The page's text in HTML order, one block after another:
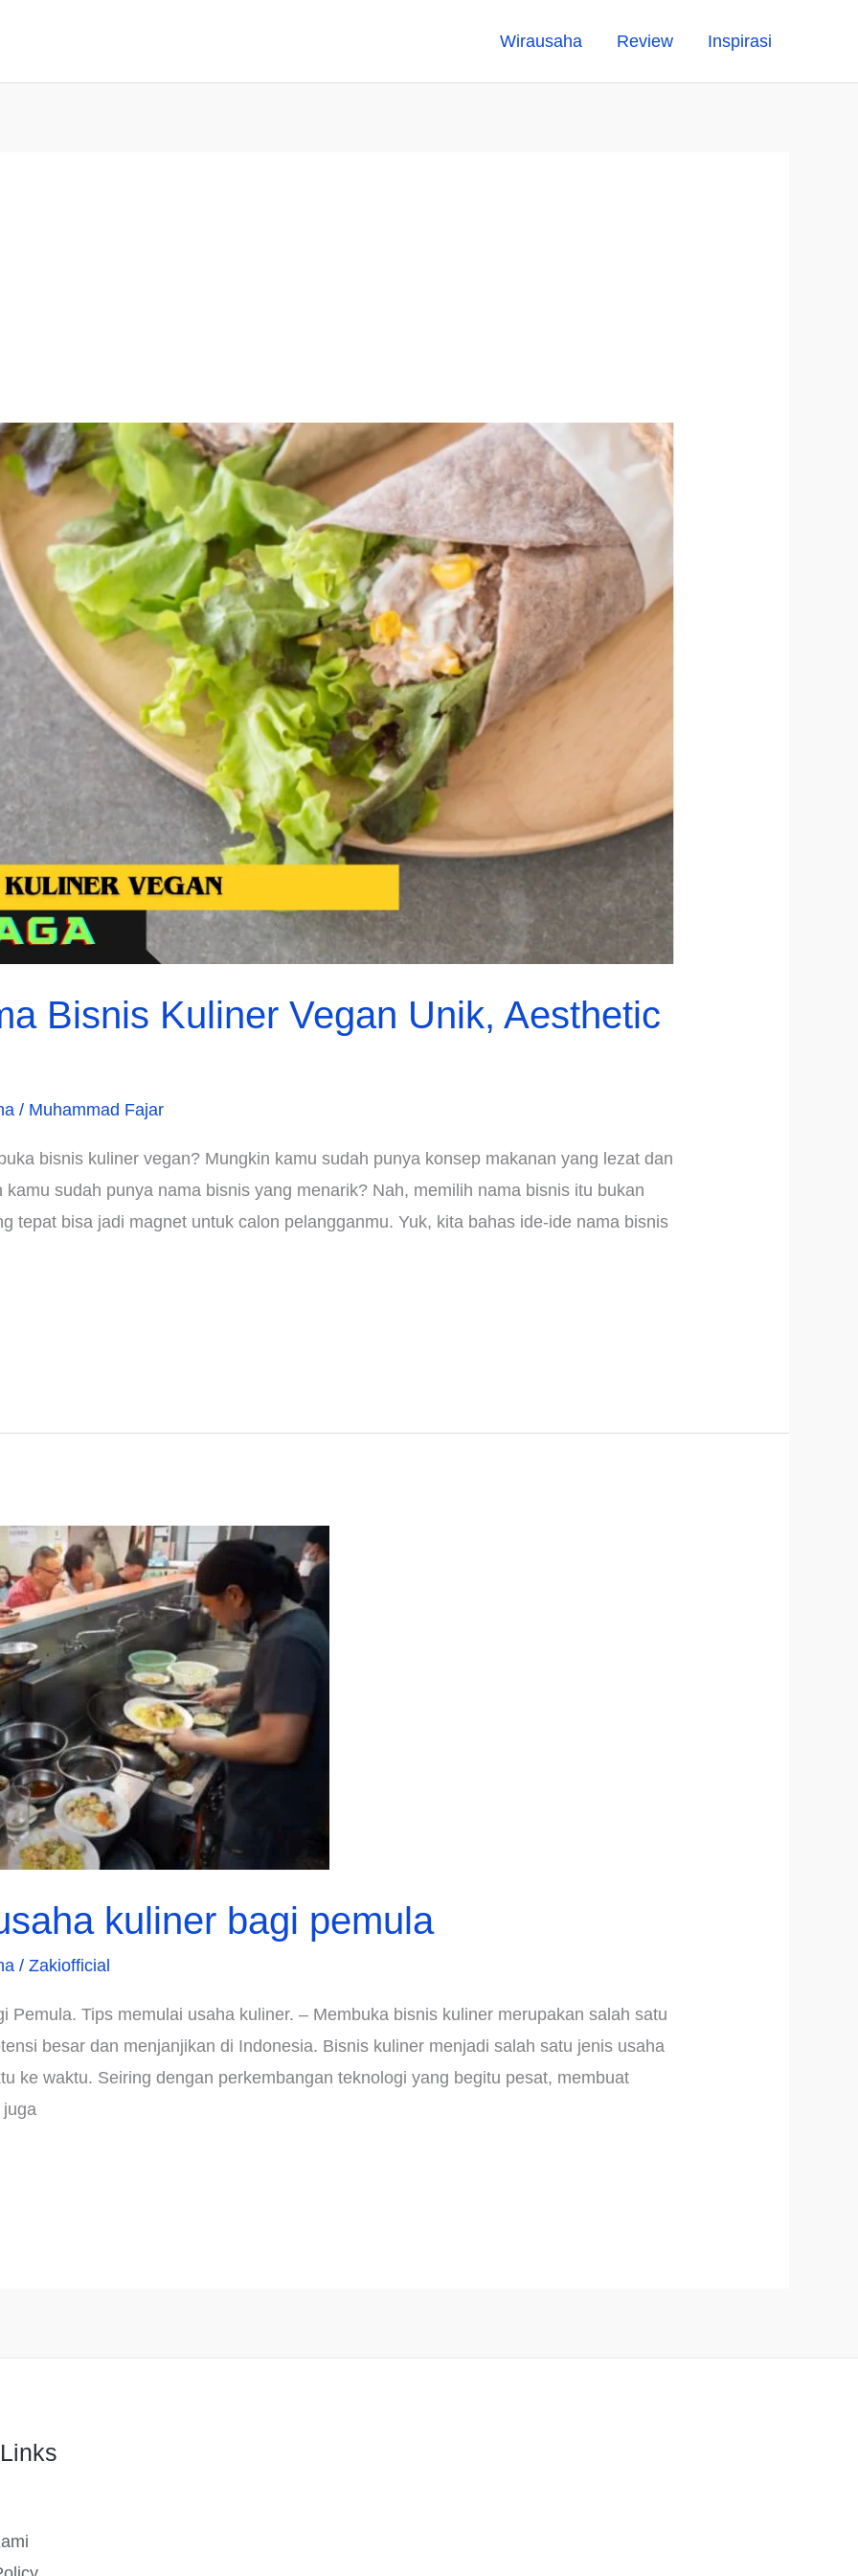
Wirausaha Review Inspirasi
Bisnis Kuliner Vegan Unik, Aesthetic
/ Muhammad Fajar
bisnis kuliner vegan? Mungkin kamu sudah punya konsep makanan yang lezat dan
sudah punya nama bisnis yang menarik? Nah, memilih nama bisnis itu bukan
tepat bisa jadi magnet untuk calon pelangganmu. Yuk, kita bahas ide-ide nama bisnis
kuliner bagi pemula
/Zakiofficial
Pemula. Tips memulai usaha kuliner. – Membuka bisnis kuliner merupakan salah satu
besar dan menjanjikan di Indonesia. Bisnis kuliner menjadi salah satu jenis usaha
ke waktu. Seiring dengan perkembangan teknologi yang begitu pesat, membuat